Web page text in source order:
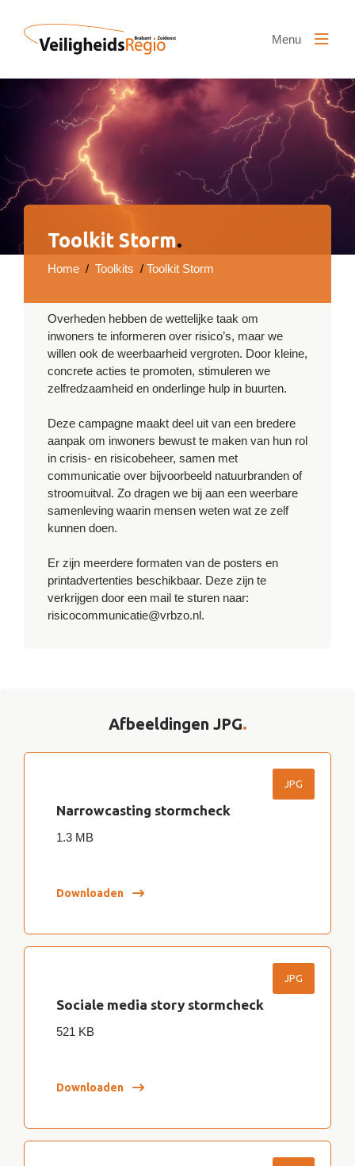
Menu
Toolkit Storm.
Home / Toolkits / Toolkit Storm
Overheden hebben de wettelijke taak om
inwoners te informeren over risico’s, maar we
willen ook de weerbaarheid vergroten. Door kleine,
concrete acties te promoten, stimuleren we
zelfredzaamheid en onderlinge hulp in buurten.
Deze campagne maakt deel uit van een bredere
aanpak om inwoners bewust te maken van hun rol
in crisis- en risicobeheer, samen met
communicatie over bijvoorbeeld natuurbranden of
stroomuitval. Zo dragen we bij aan een weerbare
samenleving waarin mensen weten wat ze zelf
kunnen doen.
Er zijn meerdere formaten van de posters en
printadvertenties beschikbaar. Deze zijn te
verkrijgen door een mail te sturen naar:
risicocommunicatie@vrbzo.nl.
Afbeeldingen JPG.
JPG
Narrowcasting stormcheck
1.3 MB
Downloaden
JPG
Sociale media story stormcheck
521 KB
Downloaden